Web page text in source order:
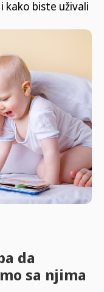
kako biste uživali
da
sa njima